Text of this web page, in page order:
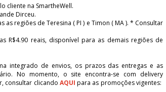
cliente na SmartheWell.
Dirceu.
regiões de Teresina ( PI ) e Timon ( MA ). * Consultar
R$4.90 reais, disponível para as demais regiões de
integrado de envios, os prazos das entregas e as
No momento, o site encontra-se com delivery
consultar clicando AQUI para as promoções vigentes: